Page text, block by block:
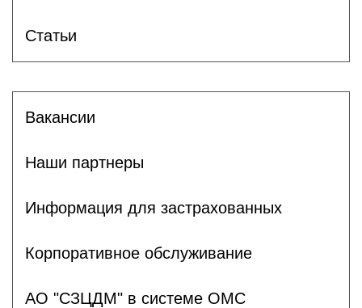
Статьи
Вакансии
Наши партнеры
Информация для застрахованных
Корпоративное обслуживание
АО "СЗЦДМ" в системе ОМС